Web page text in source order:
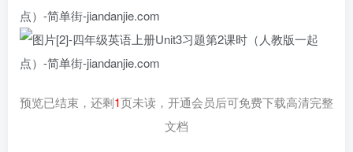
预览已结束，还剩1页未读，开通会员后可免费下载高清完整
文档